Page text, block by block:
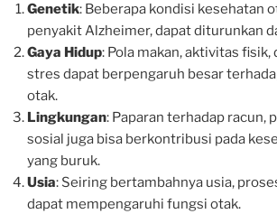
Genetik: Beberapa kondisi kesehatan
penyakit Alzheimer, dapat diturunkan
Gaya Hidup: Pola makan, aktivitas fisik,
stres dapat berpengaruh besar
otak.
Lingkungan: Paparan terhadap racun,
sosial juga bisa berkontribusi pada
yang buruk.
Usia: Seiring bertambahnya usia,
dapat mempengaruhi fungsi otak.